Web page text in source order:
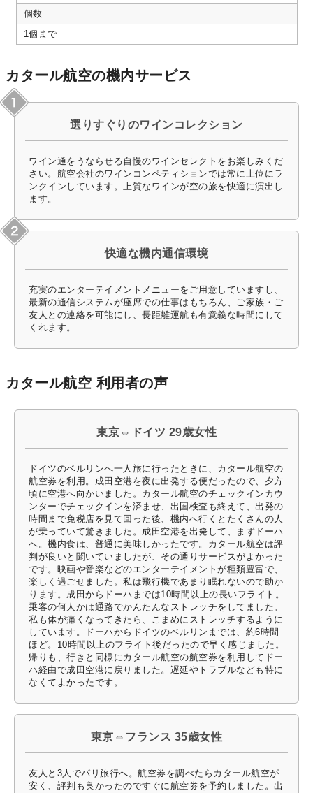
個数
1個まで
カタール航空の機内サービス
選りすぐりのワインコレクション
ワイン通をうならせる自慢のワインセレクトをお楽しみくだ
さい。航空会社のワインコンペティションでは常に上位にラ
ンクインしています。上質なワインが空の旅を快適に演出し
ます。
快適な機内通信環境
充実のエンターテイメントメニューをご用意していますし、
最新の通信システムが座席での仕事はもちろん、ご家族・ご
友人との連絡を可能にし、長距離運航も有意義な時間にして
くれます。
カタール航空 利用者の声
東京⇔ドイツ 29歳女性
ドイツのベルリンへ一人旅に行ったときに、カタール航空の
航空券を利用。成田空港を夜に出発する便だったので、夕方
頃に空港へ向かいました。カタール航空のチェックインカウ
ンターでチェックインを済ませ、出国検査も終えて、出発の
時間まで免税店を見て回った後、機内へ行くとたくさんの人
が乗っていて驚きました。成田空港を出発して、まずドーハ
へ。機内食は、普通に美味しかったです。カタール航空は評
判が良いと聞いていましたが、その通りサービスがよかった
です。映画や音楽などのエンターテイメントが種類豊富で、
楽しく過ごせました。私は飛行機であまり眠れないので助か
ります。成田からドーハまでは10時間以上の長いフライト。
乗客の何人かは通路でかんたんなストレッチをしてました。
私も体が痛くなってきたら、こまめにストレッチするように
しています。ドーハからドイツのベルリンまでは、約6時間
ほど。10時間以上のフライト後だったので早く感じました。
帰りも、行きと同様にカタール航空の航空券を利用してドー
ハ経由で成田空港に戻りました。遅延やトラブルなども特に
なくてよかったです。
東京⇔フランス 35歳女性
友人と3人でパリ旅行へ。航空券を調べたらカタール航空が
安く、評判も良かったのですぐに航空券を予約しました。出